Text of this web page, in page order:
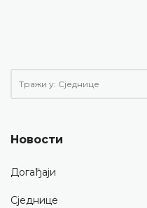
Новости
Догађаји
Сједнице